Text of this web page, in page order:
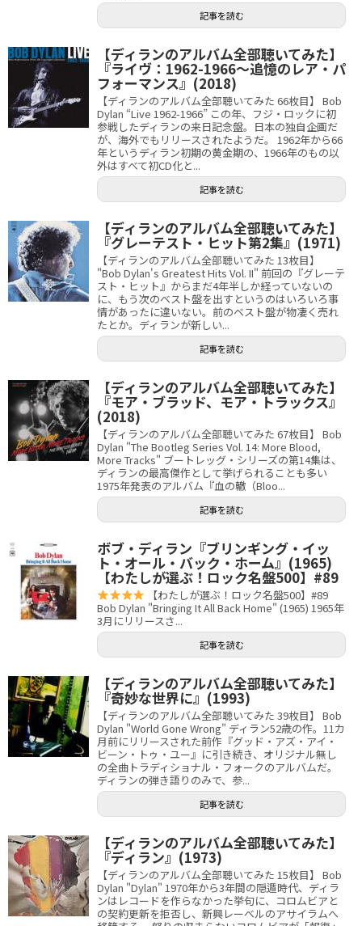
記事を読む
【ディランのアルバム全部聴いてみた】
『ライヴ：1962-1966～追憶のレア・パ
フォーマンス』(2018)
【ディランのアルバム全部聴いてみた 66枚目】 Bob
Dylan “Live 1962-1966” この年、フジ・ロックに初
参戦したディランの来日記念盤。日本の独自企画だ
が、海外でもリリースされたようだ。 1962年から66
年というディラン初期の黄金期の、1966年のもの以
外はすべて初CD化と...
記事を読む
【ディランのアルバム全部聴いてみた】
『グレーテスト・ヒット第2集』(1971)
【ディランのアルバム全部聴いてみた 13枚目】
"Bob Dylan's Greatest Hits Vol. II" 前回の『グレーテ
スト・ヒット』からまだ4年半しか経っていないの
に、もう次のベスト盤を出すというのはいろいろ事
情があったに違いない。前のベスト盤が物凄く売れ
たとか。ディランが新しい...
記事を読む
【ディランのアルバム全部聴いてみた】
『モア・ブラッド、モア・トラックス』
(2018)
【ディランのアルバム全部聴いてみた 67枚目】 Bob
Dylan "The Bootleg Series Vol. 14: More Blood,
More Tracks" ブートレッグ・シリーズの第14集は、
ディランの最高傑作として挙げられることも多い
1975年発表のアルバム『血の轍（Bloo...
記事を読む
ボブ・ディラン『ブリンギング・イッ
ト・オール・バック・ホーム』(1965)
【わたしが選ぶ！ロック名盤500】#89
【わたしが選ぶ！ロック名盤500】#89
Bob Dylan "Bringing It All Back Home" (1965) 1965年
3月にリリースさ...
記事を読む
【ディランのアルバム全部聴いてみた】
『奇妙な世界に』(1993)
【ディランのアルバム全部聴いてみた 39枚目】 Bob
Dylan "World Gone Wrong" ディラン52歳の作。11カ
月前にリリースされた前作『グッド・アズ・アイ・
ビーン・トゥ・ユー』に引き続き、オリジナル無し
の全曲トラディショナル・フォークのアルバムだ。
ディランの弾き語りのみで、参...
記事を読む
【ディランのアルバム全部聴いてみた】
『ディラン』(1973)
【ディランのアルバム全部聴いてみた 15枚目】 Bob
Dylan "Dylan" 1970年から3年間の隠遁時代、ディラ
ンはレコードを作らなかった挙句に、コロムビアと
の契約更新を拒否し、新興レーベルのアサイラムへ